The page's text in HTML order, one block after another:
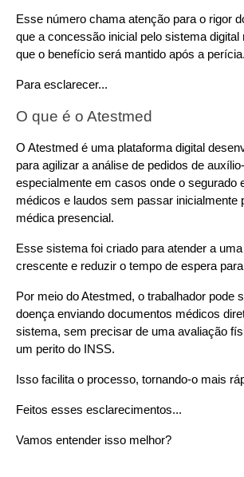
Esse número chama atenção para o rigor
que a concessão inicial pelo sistema digital
que o benefício será mantido após a perícia.
Para esclarecer...
O que é o Atestmed
O Atestmed é uma plataforma digital
para agilizar a análise de pedidos de
especialmente em casos onde o segurado
médicos e laudos sem passar inicialmente
médica presencial.
Esse sistema foi criado para atender a
crescente e reduzir o tempo de espera
Por meio do Atestmed, o trabalhador pode
doença enviando documentos médicos
sistema, sem precisar de uma avaliação
um perito do INSS.
Isso facilita o processo, tornando-o mais
Feitos esses esclarecimentos...
Vamos entender isso melhor?